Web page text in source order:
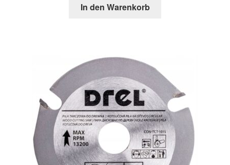
In den Warenkorb